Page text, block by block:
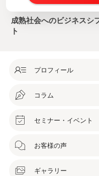
成熟社会へのビジネスシ
ト
プロフィール
コラム
セミナー・イベント
お客様の声
ギャラリー